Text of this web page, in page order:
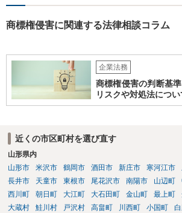
商標権侵害に関連する法律相談コラム
企業法務
商標権侵害の判断基
リスクや対処法につ
近くの市区町村を選び直す
山形県内
山形市
米沢市 鶴岡市 酒田市 新庄市 寒河江市
長井市
天童市 東根市 尾花沢市 南陽市 山辺町
西川町
朝日町 大江町 大石田町 金山町 最上町
大蔵村
鮭川村 戸沢村 高畠町 川西町 小国町